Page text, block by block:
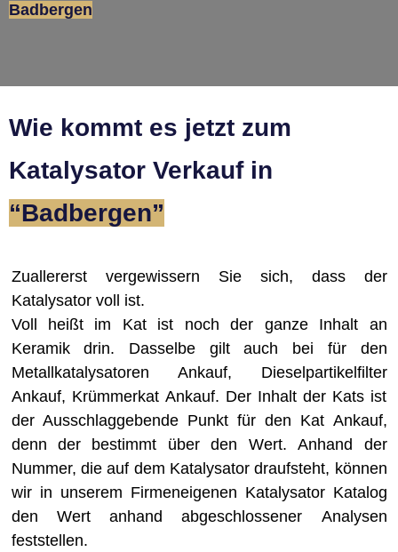
Badbergen
Wie kommt es jetzt zum
Katalysator Verkauf in
“Badbergen”
Zuallererst vergewissern Sie sich, dass der
Katalysator voll ist.
Voll heißt im Kat ist noch der ganze Inhalt an
Keramik drin. Dasselbe gilt auch bei für den
Metallkatalysatoren Ankauf, Dieselpartikelfilter
Ankauf, Krümmerkat Ankauf. Der Inhalt der Kats ist
der Ausschlaggebende Punkt für den Kat Ankauf,
denn der bestimmt über den Wert. Anhand der
Nummer, die auf dem Katalysator draufsteht, können
wir in unserem Firmeneigenen Katalysator Katalog
den Wert anhand abgeschlossener Analysen
feststellen.